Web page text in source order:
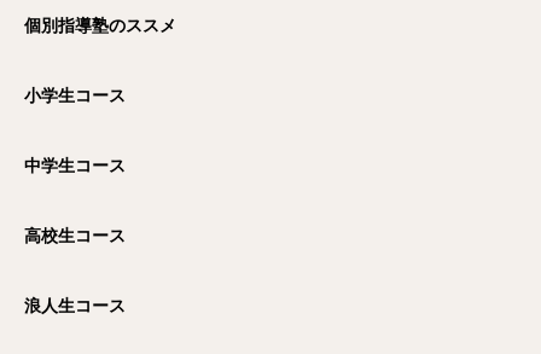
個別指導塾のススメ
小学生コース
中学生コース
高校生コース
浪人生コース